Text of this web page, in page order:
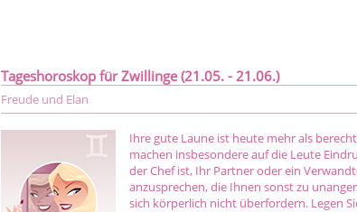
Tageshoroskop für Zwillinge (21.05. - 21.06.)
Freude und Elan
Ihre gute Laune ist heute mehr als
machen insbesondere auf die Leute
der Chef ist, Ihr Partner oder ein
anzusprechen, die Ihnen sonst zu
sich körperlich nicht überfordern. Legen